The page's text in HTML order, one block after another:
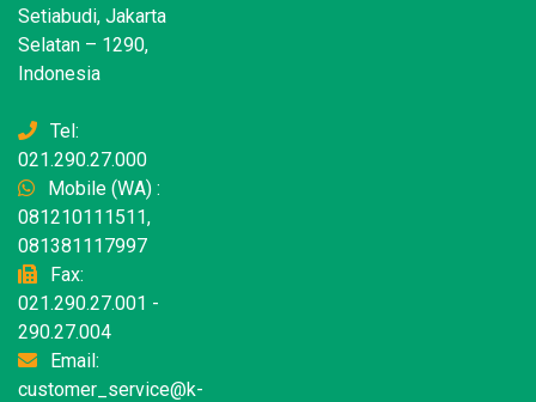
Setiabudi, Jakarta
Selatan – 1290,
Indonesia
Tel:
021.290.27.000
Mobile (WA) :
081210111511,
081381117997
Fax:
021.290.27.001 -
290.27.004
Email:
customer_service@k-